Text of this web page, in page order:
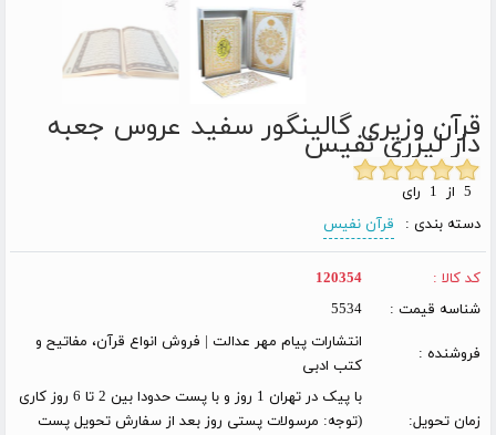
قرآن وزیری گالینگور سفید عروس جعبه
دار لیزری نفیس
دسته بندی :
قرآن نفیس
کد کالا :
120354
شناسه قیمت :
5534
فروشنده :
انتشارات پیام مهر عدالت | فروش انواع قرآن، مفاتیح و
کتب ادبی
زمان تحویل:
با پیک در تهران 1 روز و با پست حدودا بین 2 تا 6 روز کاری
(توجه: مرسولات پستی روز بعد از سفارش تحویل پست